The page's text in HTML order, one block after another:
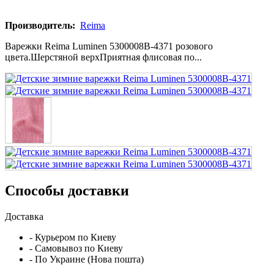
Производитель: Reima
Варежки Reima Luminen 5300008B-4371 розового
цвета.Шерстяной верхПриятная флисовая по...
Способы доставки
Доставка
- Курьером по Киеву
- Самовывоз по Киеву
- По Украине (Нова пошта)